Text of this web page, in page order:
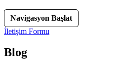
Navigasyon Başlat
İletişim Formu
Blog